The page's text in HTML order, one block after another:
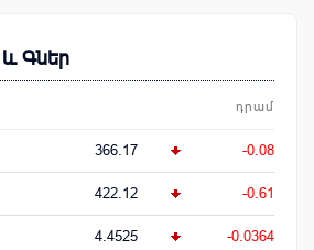
Գներ
դրամ
366.17 -0.08
422.12 -0.61
4.4525 -0.0364